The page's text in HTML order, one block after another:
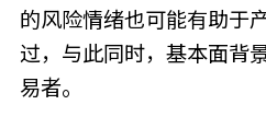
的风险情绪也可能有助于
过，与此同时，基本面背
易者。